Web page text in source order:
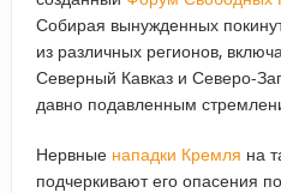
Собирая вынужденных
из различных регионов,
Северный Кавказ и Северо-
давно подавленным
Нервные нападки Кремля на
подчеркивают его опасения